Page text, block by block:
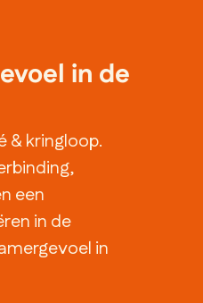
in de
& kringloop.
een
in de
in